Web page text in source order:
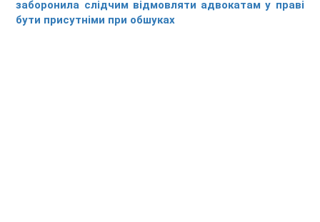
заборонила слідчим відмовляти адвокатам у праві
бути присутніми при обшуках